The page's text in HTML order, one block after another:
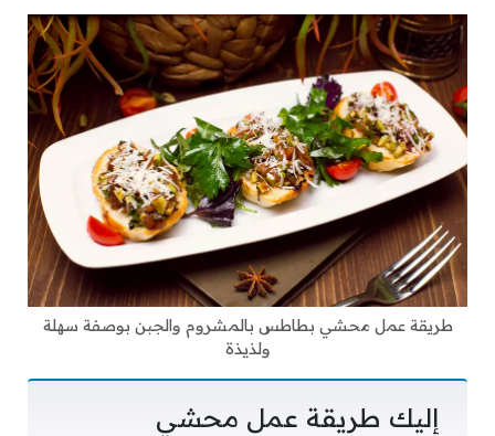
طريقة عمل محشي بطاطس بالمشروم والجبن بوصفة سهلة
ولذيذة
إليك طريقة عمل محشي